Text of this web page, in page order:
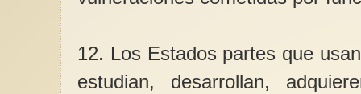
12. Los Estados partes que
estudian, desarrollan,